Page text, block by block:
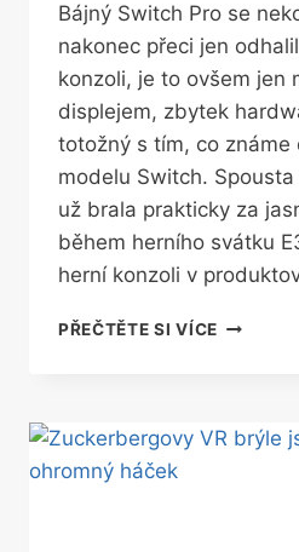
Bájný Switch Pro se
nakonec přeci jen
konzoli, je to ovšem jen
displejem, zbytek
totožný s tím, co známe
modelu Switch.
už brala prakticky za
během herního svátku
herní konzoli v
PŘEČTĚTE SI VÍCE
HERNÍ